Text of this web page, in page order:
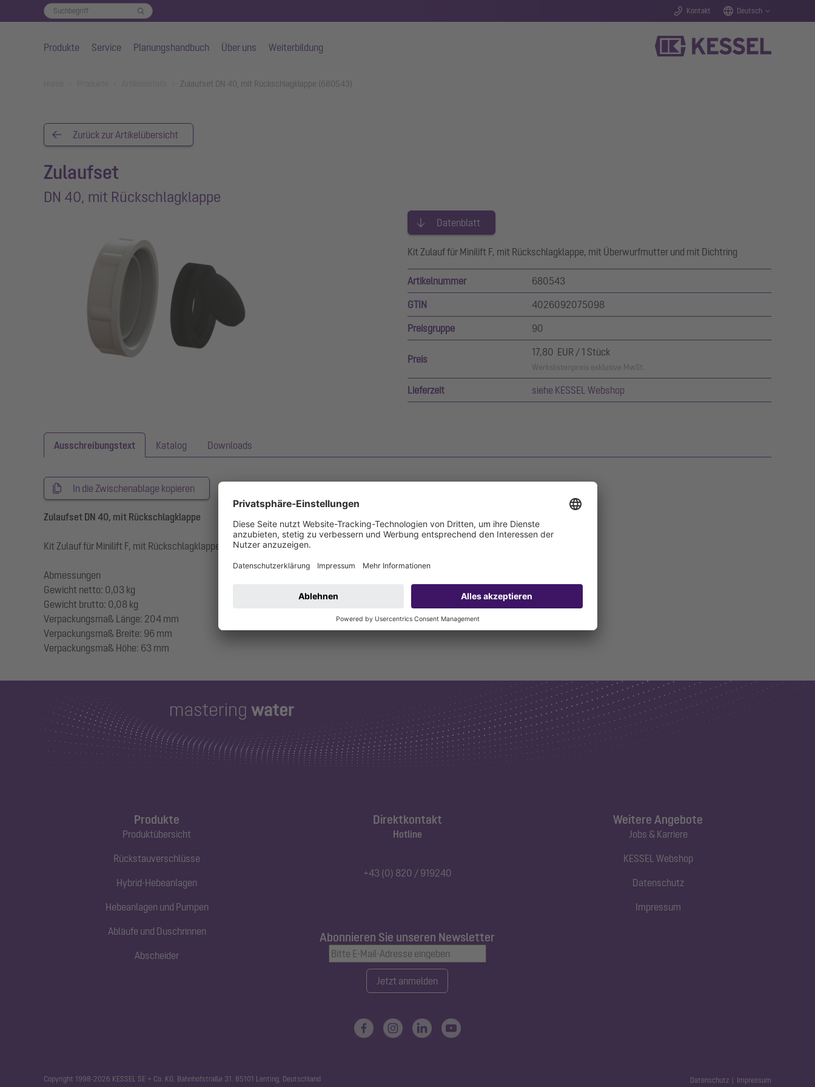
Kontakt Deutsch
Produkte Service Planungshandbuch Über uns Weiterbildung
Zulaufset DN 40, mit Rückschlagklappe (680543)
Zurück zur Artikelübersicht
Zulaufset
DN 40, mit Rückschlagklappe
Datenblatt
Kit Zulauf für Minilift F, mit Rückschlagklappe, mit Überwurfmutter und mit Dichtring
Artikelnummer 680543
GTIN 4026092075098
Preisgruppe 90
Preis
17,80 EUR / 1 Stück
Werkslistenpreis exklusive MwSt.
Lieferzeit siehe KESSEL Webshop
Ausschreibungstext Katalog Downloads
In die Zwischenablage kopieren
Zulaufset DN 40, mit Rückschlagklappe
Kit Zulauf für Minilift F, mit Rückschlagklappe, mit Überwurfmutter und mit Dichtring
Abmessungen
Gewicht netto: 0,03 kg
Gewicht brutto: 0,08 kg
Verpackungsmaß Länge: 204 mm
Verpackungsmaß Breite: 96 mm
Produkte
Produktübersicht
Rückstauverschlüsse
Hybrid-Hebeanlagen
Hebeanlagen und Pumpen
Abläufe und Duschrinnen
Abscheider
Direktkontakt
Hotline
+43 (0) 820 / 919240
Abonnieren Sie unseren Newsletter
Jetzt anmelden
Weitere Angebote
Jobs & Karriere
KESSEL Webshop
Datenschutz
Impressum
Copyright 1998-2026 KESSEL SE + Co. KG, Bahnhofstraße 31, 85101 Lenting, Deutschland Datenschutz Impressum